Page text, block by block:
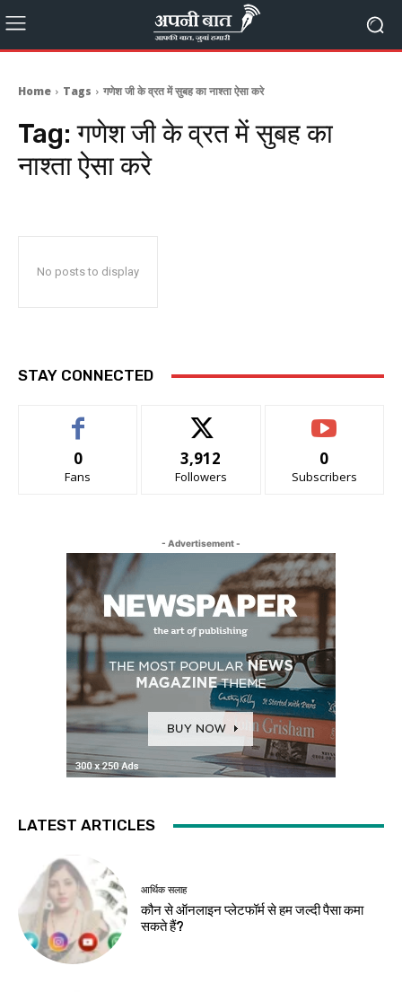
Home Tags गणेश जी के व्रत में सुबह का नाश्ता ऐसा करे
Tag:गणेश जी के व्रत में सुबह का
नाश्ता ऐसा करे
No posts to display
STAY CONNECTED
0
Fans
3,912
Followers
0
Subscribers
- Advertisement -
LATEST ARTICLES
आर्थिक सलाह
कौन से ऑनलाइन प्लेटफॉर्म से हम जल्दी पैसा कमा
सकते हैं?